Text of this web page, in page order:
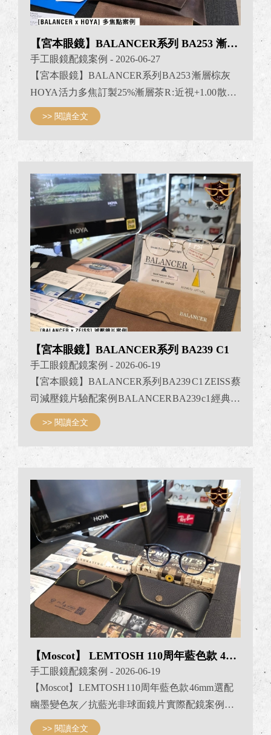
【宮本眼鏡】BALANCER系列 BA253 漸層棕灰
手工眼鏡配鏡案例 - 2026-06-27
【宮本眼鏡】BALANCER系列 BA253 漸層棕灰
HOYA 活力多焦 訂製25%漸層茶 R : 近視+1.00 散
光-0.75 L : 近視+1.50 散光-1.75 看近度數ADD: +2.75
BALANCER 日本福井製造 BA253 複合式鈦金屬
手工眼鏡 高韌性鈦金屬與醋酸纖維板材結合 讓整
副眼鏡配戴時 舒適不易滑落 選用HOYA多焦+遠視
減薄設計 完美配重設計讓鏡片焦點不偏移 無論看
遠看近都能迅速清楚對焦 加上減光用的25%漸層
茶色鏡片 讓配戴者能夠降低環境光線干擾 達到最
佳視覺品質讓配戴更舒...
>> 閱讀全文
【宮本眼鏡】BALANCER系列 BA239 C1
手工眼鏡配鏡案例 - 2026-06-19
【宮本眼鏡】BALANCER系列 BA239 C1 ZEISS 蔡
司減壓鏡片驗配案例 BALANCER BA239 c1 經典金
框 ZEISS 3C數位抗藍光PPBL鏡片 R（1.6） : 近
視-3.00 散光-1.00 L（1.67）: 近視-6.00 散光-0.75 減
壓功能度數ADD: +100 加購 凱撒翻轉前掛金框｜灰
偏光 搭載偏光功能 抗uv400 太陽鏡片 可依環境需求
快速翻轉鏡片遮陽功能 BALANCER 獨特專屬配重
設計 讓鼻樑上的重量負擔明顯降低 影片可以看到
就算加掛上凱撒前掛 也能夠保持眼鏡配戴時的配
重平衡 本次為客戶選用的...
>> 閱讀全文
【Moscot】 LEMTOSH 110周年藍色款 46mm
手工眼鏡配鏡案例 - 2026-06-19
【Moscot】 LEMTOSH 110周年藍色款 46mm 選配
幽墨變色灰／抗藍光非球面鏡片 實際配鏡案例分
享 JPG京品眼鏡 #lemtosh京品眼鏡 #JPG京品眼鏡
>> 閱讀全文